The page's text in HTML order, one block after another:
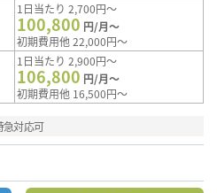
1日当たり 2,700円～
100,800 円/月～
初期費用他 22,000円～
1日当たり 2,900円～
106,800 円/月～
初期費用他 16,500円～
急対応可